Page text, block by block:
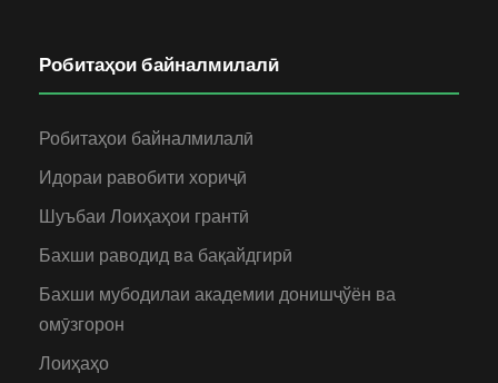
Робитаҳои байналмилалӣ
Робитаҳои байналмилалӣ
Идораи равобити хориҷӣ
Шуъбаи Лоиҳаҳои грантӣ
Бахши раводид ва бақайдгирӣ
Бахши мубодилаи академии донишҷўён ва
омӯзгорон
Лоиҳаҳо